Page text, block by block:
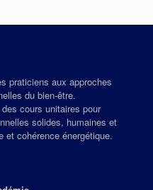
praticiens aux approches
du bien‑être.
cours unitaires pour
solides, humaines et
et cohérence énergétique.